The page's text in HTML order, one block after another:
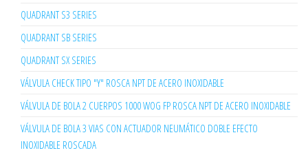
QUADRANT S3 SERIES
QUADRANT SB SERIES
QUADRANT SX SERIES
VÁLVULA CHECK TIPO "Y" ROSCA NPT DE ACERO INOXIDABLE
VÁLVULA DE BOLA 2 CUERPOS 1000 WOG FP ROSCA NPT DE ACERO INOXIDABLE
VÁLVULA DE BOLA 3 VIAS CON ACTUADOR NEUMÁTICO DOBLE EFECTO
INOXIDABLE ROSCADA